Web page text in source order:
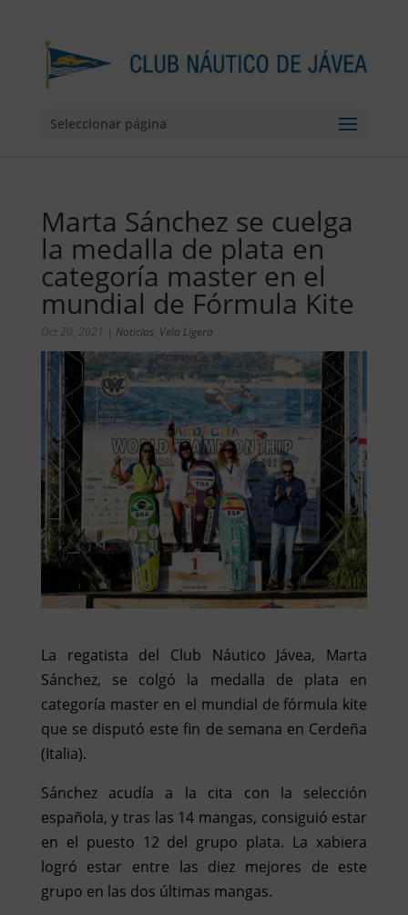
Seleccionar página
Marta Sánchez se cuelga
la medalla de plata en
categoría master en el
mundial de Fórmula Kite
Oct 20, 2021 | Noticias, Vela Ligera
La regatista del Club Náutico Jávea, Marta
Sánchez, se colgó la medalla de plata en
categoría master en el mundial de fórmula kite
que se disputó este fin de semana en Cerdeña
(Italia).
Sánchez acudía a la cita con la selección
española, y tras las 14 mangas, consiguió estar
en el puesto 12 del grupo plata. La xabiera
logró estar entre las diez mejores de este
grupo en las dos últimas mangas.